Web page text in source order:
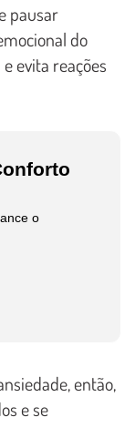
pausar
do
evita reações
o
então,
e se